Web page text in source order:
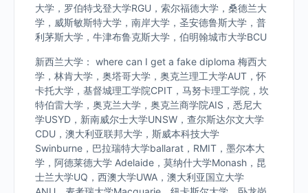
大学，罗伯特戈登大学RGU，索尔福德大学，桑德兰大
学，威斯敏斯特大学，南岸大学，圣安德鲁斯大学，普
利茅斯大学，牛津布鲁克斯大学，伯明翰城市大学BCU
新西兰大学： where can I get a fake diploma 梅西大
学，林肯大学，奥塔哥大学，奥克兰理工大学AUT，怀
卡托大学，基督城理工学院CPIT，马努卡理工学院，坎
特伯雷大学，奥克兰大学，奥克兰商学院AIS，悉尼大
学USYD，新南威尔士大学UNSW，查尔斯达尔文大学
CDU，澳大利亚联邦大学，斯威本科技大学
Swinburne，巴拉瑞特大学ballarat，RMIT，墨尔本大
学，阿德莱德大学 Adelaide，莫纳什大学Monash，昆
士兰大学UQ，西澳大学UWA，澳大利亚国立大学